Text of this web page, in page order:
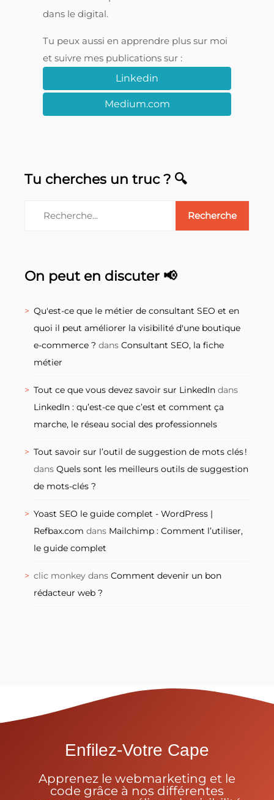
dans le digital.
Tu peux aussi en apprendre plus sur moi
et suivre mes publications sur :
Linkedin
Medium.com
Tu cherches un truc ? 🔍
On peut en discuter 📢
Qu'est-ce que le métier de consultant SEO et en
quoi il peut améliorer la visibilité d'une boutique
e-commerce ? dans Consultant SEO, la fiche
métier
Tout ce que vous devez savoir sur LinkedIn dans
LinkedIn : qu’est-ce que c’est et comment ça
marche, le réseau social des professionnels
Tout savoir sur l’outil de suggestion de mots clés !
dans Quels sont les meilleurs outils de suggestion
de mots-clés ?
Yoast SEO le guide complet - WordPress |
Refbax.com dans Mailchimp : Comment l’utiliser,
le guide complet
clic monkey dans Comment devenir un bon
rédacteur web ?
Enfilez-Votre Cape
Apprenez le webmarketing et le
code grâce à nos différentes